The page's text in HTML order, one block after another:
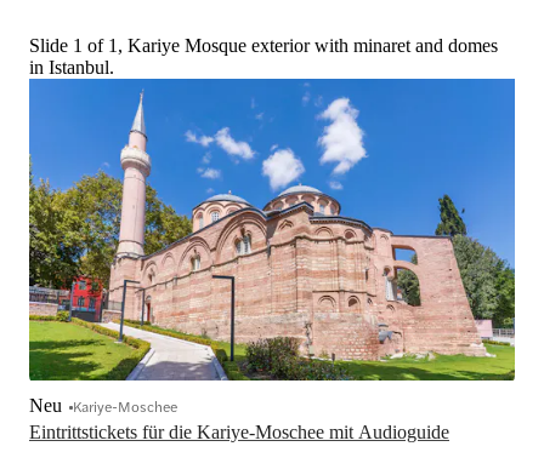
Slide 1 of 1, Kariye Mosque exterior with minaret and domes
in Istanbul.
Eintrittstickets für die Kariye-Moschee mit Audioguide
Neu Kariye-Moschee